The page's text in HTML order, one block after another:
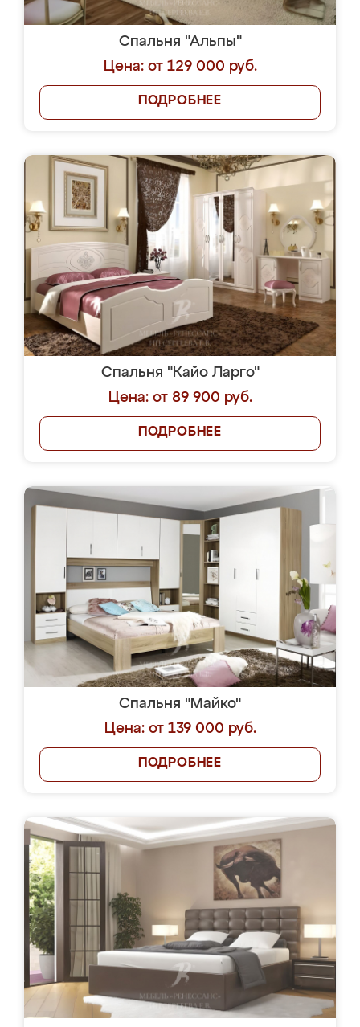
Спальня "Альпы"
Цена: от 129 000 руб.
ПОДРОБНЕЕ
Спальня "Кайо Ларго"
Цена: от 89 900 руб.
ПОДРОБНЕЕ
Спальня "Майко"
Цена: от 139 000 руб.
ПОДРОБНЕЕ